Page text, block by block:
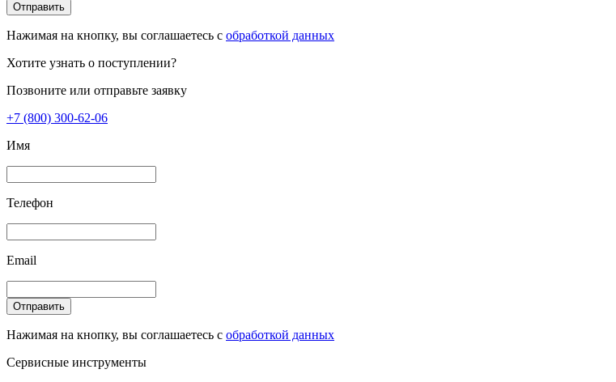
Отправить
Нажимая на кнопку, вы соглашаетесь с обработкой данных
Хотите узнать о поступлении?
Позвоните или отправьте заявку
+7 (800) 300-62-06
Имя
Телефон
Email
Отправить
Нажимая на кнопку, вы соглашаетесь с обработкой данных
Сервисные инструменты